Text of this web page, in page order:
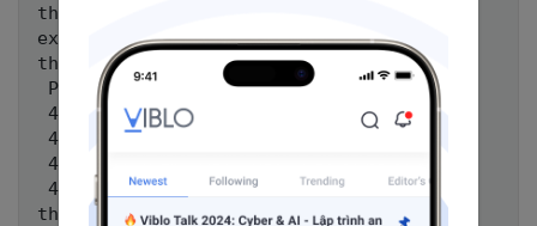
thanhthu ~  $ exit
exit
thanhthu ~  $ ps fx
PID TTY STAT TIME COMMAND
4223 ? S 0:01 sshd: paul@pts/0
4224 pts/0 Ss 0:00 \_ -bash
4866 pts/0 S 0:00 \_ bash
4903 pts/0 R+ 0:00 \_ ps fx
thanhthu ~  $ exit